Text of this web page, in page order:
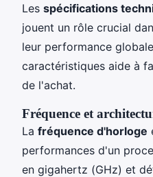
Les spécifications
jouent un rôle crucial
leur performance
caractéristiques aide à
de l'achat.
Fréquence et
La fréquence d'horloge
performances d'un
en gigahertz (GHz) et